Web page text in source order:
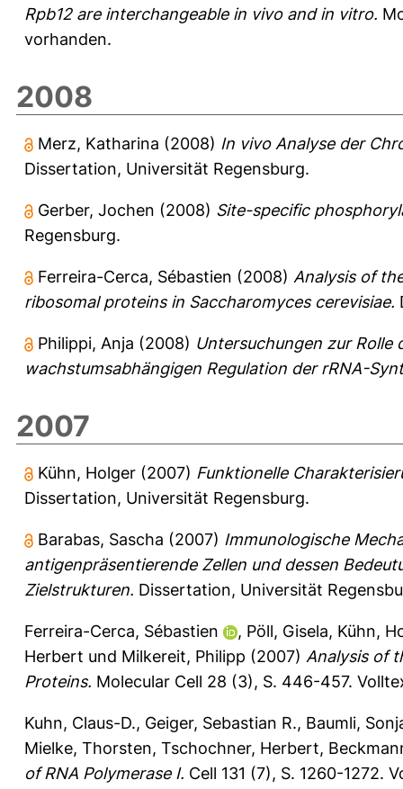
Rpb12 are interchangeable in vivo and in vitro.
vorhanden.
2008
Merz, Katharina (2008) In vivo Analyse der
Dissertation, Universität Regensburg.
Gerber, Jochen (2008) Site-specific
Regensburg.
Ferreira-Cerca, Sébastien (2008) Analysis of
ribosomal proteins in Saccharomyces cerevisiae.
Philippi, Anja (2008) Untersuchungen zur
wachstumsabhängigen Regulation der rRNA-
2007
Kühn, Holger (2007) Funktionelle
Dissertation, Universität Regensburg.
Barabas, Sascha (2007) Immunologische
antigenpräsentierende Zellen und dessen
Zielstrukturen. Dissertation, Universität
Ferreira-Cerca, Sébastien , Pöll, Gisela, Kühn,
Herbert und Milkereit, Philipp (2007) Analysis of
Proteins. Molecular Cell 28 (3), S. 446-457.
Kuhn, Claus-D., Geiger, Sebastian R., Baumli,
Mielke, Thorsten, Tschochner, Herbert,
of RNA Polymerase I. Cell 131 (7), S. 1260-1272.